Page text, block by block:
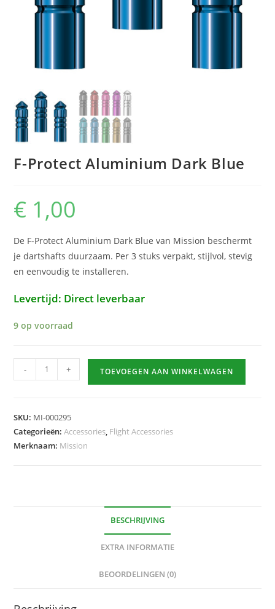
F-Protect Aluminium Dark Blue
€ 1,00
De F-Protect Aluminium Dark Blue van Mission beschermt
je dartshafts duurzaam. Per 3 stuks verpakt, stijlvol, stevig
en eenvoudig te installeren.
Levertijd: Direct leverbaar
9 op voorraad
Protect
Blue
hoeveelheid
- + TOEVOEGEN AAN WINKELWAGEN
SKU: MI-000295
Categorieën:Accessories, Flight Accessories
Merknaam: Mission
BESCHRIJVING
EXTRA INFORMATIE
BEOORDELINGEN (0)